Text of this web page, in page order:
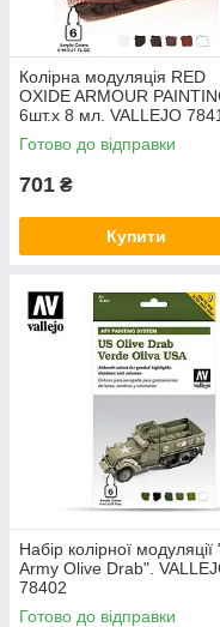
Колірна модуляція RED
OXIDE ARMOUR
6шт.х 8 мл. VALLEJO
Готово до відправки
701 ₴
Купити
Набір колірної модуляції
Army Olive Drab".
78402
Готово до відправки